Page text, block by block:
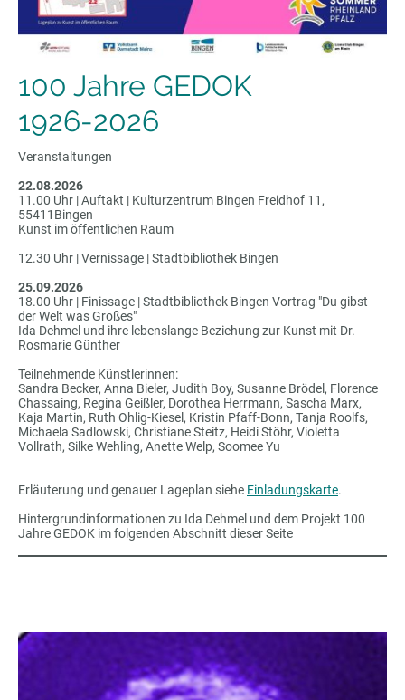
100 Jahre GEDOK
1926-2026
Veranstaltungen
22.08.2026
11.00 Uhr | Auftakt | Kulturzentrum Bingen Freidhof 11,
55411Bingen
Kunst im öffentlichen Raum
12.30 Uhr | Vernissage | Stadtbibliothek Bingen
25.09.2026
18.00 Uhr | Finissage | Stadtbibliothek Bingen Vortrag "Du gibst
der Welt was Großes"
Ida Dehmel und ihre lebenslange Beziehung zur Kunst mit Dr.
Rosmarie Günther
Teilnehmende Künstlerinnen:
Sandra Becker, Anna Bieler, Judith Boy, Susanne Brödel, Florence
Chassaing, Regina Geißler, Dorothea Herrmann, Sascha Marx,
Kaja Martin, Ruth Ohlig-Kiesel, Kristin Pfaff-Bonn, Tanja Roolfs,
Michaela Sadlowski, Christiane Steitz, Heidi Stöhr, Violetta
Vollrath, Silke Wehling, Anette Welp, Soomee Yu
Erläuterung und genauer Lageplan siehe Einladungskarte.
Hintergrundinformationen zu Ida Dehmel und dem Projekt 100
Jahre GEDOK im folgenden Abschnitt dieser Seite